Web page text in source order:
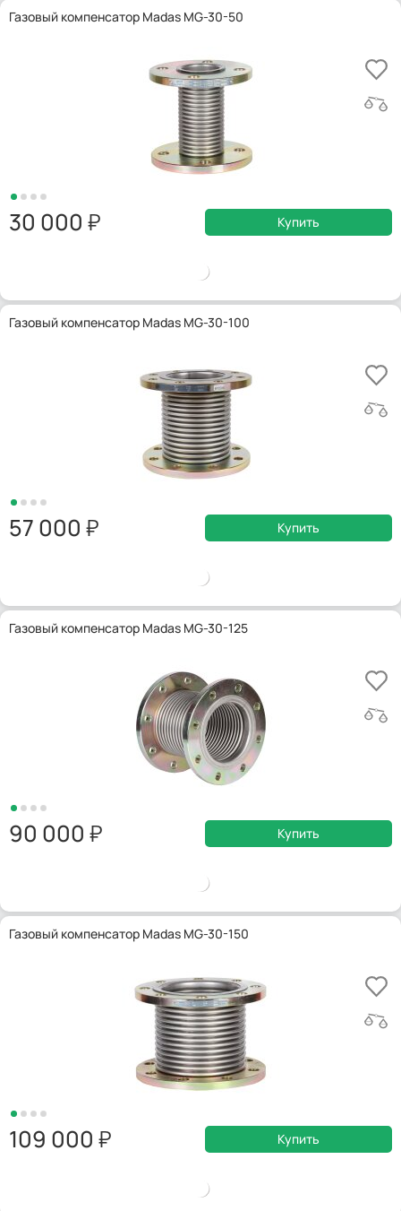
Газовый компенсатор Madas MG-30-50
30 000 Купить
Газовый компенсатор Madas MG-30-100
57 000 Купить
Газовый компенсатор Madas MG-30-125
90 000 Купить
Газовый компенсатор Madas MG-30-150
109 000 Купить